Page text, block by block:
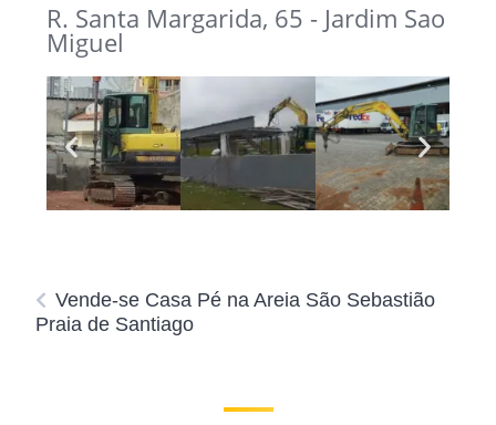
R. Santa Margarida, 65 - Jardim Sao
Miguel
Vende-se Casa Pé na Areia São Sebastião
Praia de Santiago